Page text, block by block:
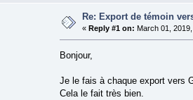
Re: Export de témoin
« Reply #1 on: March 01,
Bonjour,
Je le fais à chaque export vers
Cela le fait très bien.